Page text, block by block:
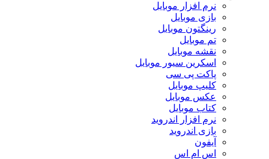
نرم افزار موبایل
بازی موبایل
رینگتون موبایل
تم موبایل
نقشه موبایل
اسکرین سیور موبایل
پاکت پی سی
کلیپ موبایل
عکس موبایل
کتاب موبایل
نرم افزار اندروید
بازی اندروید
آیفون
اس ام اس